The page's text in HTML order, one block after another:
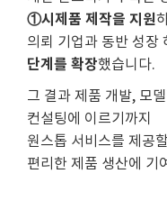
①시제품 제작을 지원
의뢰 기업과 동반 성장
단계를 확장했습니다.
그 결과 제품 개발, 모
컨설팅에 이르기까지
원스톱 서비스를 제공
편리한 제품 생산에 기